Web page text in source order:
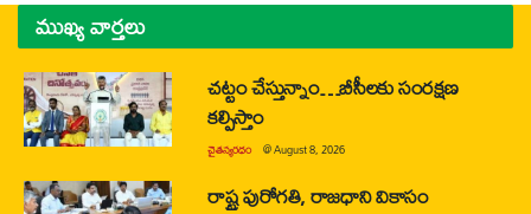
ముఖ్య వార్తలు
చట్టం చేస్తున్నాం…బీసీలకు సంరక్షణ
కల్పిస్తాం
చైతన్యరధం @August 8, 2026
రాష్ట్ర పురోగతి, రాజధాని వికాసం